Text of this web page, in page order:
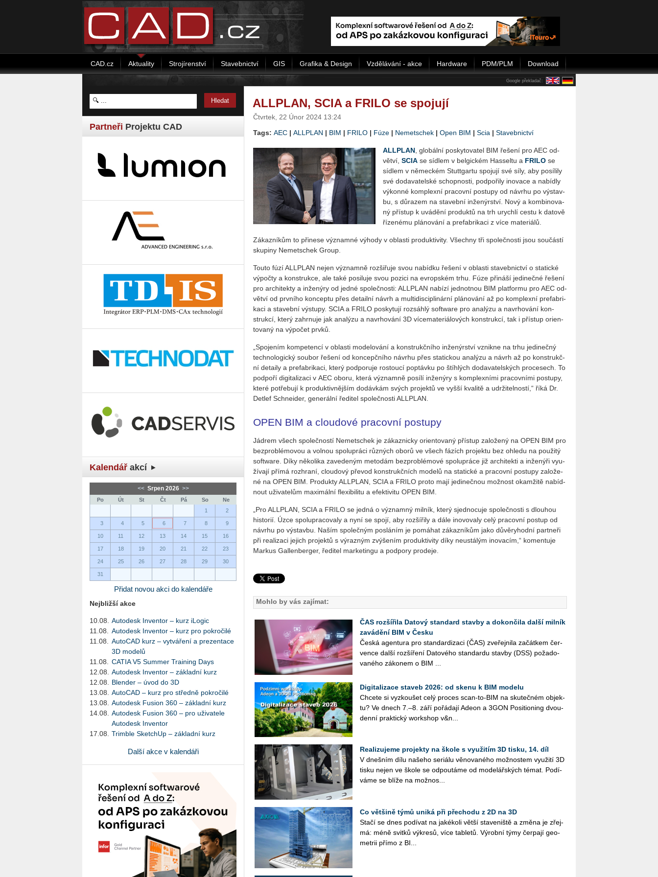
CAD.cz Aktuality Strojírenství Stavebnictví GIS Grafika & Design Vzdělávání - akce Hardware PDM/PLM Download
Google překladač:
Partneři Projektu CAD
Kalendář akcí
<< Srpen 2026 >>
Po Út St Čt Pá So
Ne
1
2
3 4 5 6 7 8 9
10 11 12 13 14 15 16
17 18 19 20 21 22 23
24 25 26 27 28 29 30
31
Přidat novou akci do kalendáře
Nejbližší akce
10.08.
Autodesk Inventor – kurz iLogic
11.08.
Autodesk Inventor – kurz pro pokročilé
11.08.
AutoCAD kurz – vytváření a prezentace
3D modelů
11.08.
CATIA V5 Summer Training Days
12.08.
Autodesk Inventor – základní kurz
12.08.
Blender – úvod do 3D
13.08.
AutoCAD – kurz pro středně pokročilé
13.08.
Autodesk Fusion 360 – základní kurz
14.08.
Autodesk Fusion 360 – pro uživatele
Autodesk Inventor
17.08.
Trimble SketchUp – základní kurz
Další akce v kalendáři
ALL­PLAN, SCIA a FRILO se spo­ju­jí
Čtvrtek, 22 Únor 2024 13:24
Tags: AEC | ALL­PLAN | BIM | FRILO | Fúze | Nemetschek | Open BIM | Scia | Stavebnictví
ALL­PLAN , glo­bál­ní po­sky­to­va­tel BIM ře­še­ní pro AEC od­
vět­ví, SCIA se síd­lem v bel­gic­kém Has­sel­tu a FRILO se
síd­lem v ně­mec­kém Stutt­gar­tu spo­ju­jí své síly, aby po­sí­li­ly
své do­da­va­tel­ské schop­nos­ti, pod­po­ři­ly ino­va­ce a na­bíd­ly
vý­kon­né kom­plex­ní pra­cov­ní po­stu­py od ná­vr­hu po vý­stav­
bu, s dů­ra­zem na sta­veb­ní in­že­nýr­ství. Nový a kom­bi­no­va­
ný pří­stup k uvá­dě­ní pro­duk­tů na trh urych­lí cestu k da­to­vě
ří­ze­né­mu plá­no­vá­ní a pre­fab­ri­ka­ci z více ma­te­ri­á­lů.
Zá­kaz­ní­kům to při­ne­se vý­znam­né vý­ho­dy v ob­las­ti pro­duk­ti­vi­ty. Všech­ny tři spo­leč­nos­ti jsou sou­čás­tí
sku­pi­ny Ne­met­s­chek Group.
Touto fúzí ALL­PLAN nejen vý­znam­ně roz­ši­řu­je svou na­bíd­ku ře­še­ní v ob­las­ti sta­veb­nic­tví o sta­tic­ké
vý­po­čty a kon­struk­ce, ale také po­si­lu­je svou po­zi­ci na ev­rop­ském trhu. Fúze při­ná­ší je­di­neč­né ře­še­ní
pro ar­chi­tek­ty a in­že­ný­ry od jedné spo­leč­nos­ti: ALL­PLAN na­bí­zí jed­not­nou BIM plat­for­mu pro AEC od­
vět­ví od prv­ní­ho kon­cep­tu přes de­tail­ní návrh a mul­ti­dis­ci­pli­nár­ní plá­no­vá­ní až po kom­plex­ní pre­fab­ri­
ka­ci a sta­veb­ní vý­stu­py. SCIA a FRILO po­sky­tu­jí roz­sáh­lý soft­ware pro ana­lý­zu a na­vr­ho­vá­ní kon­
struk­cí, který za­hr­nu­je jak ana­lý­zu a na­vr­ho­vá­ní 3D ví­ce­ma­te­ri­á­lo­vých kon­struk­cí, tak i pří­stup ori­en­
to­va­ný na vý­po­čet prvků.
„Spo­je­ním kom­pe­ten­cí v ob­las­ti mo­de­lo­vá­ní a kon­strukč­ní­ho in­že­nýr­ství vznik­ne na trhu je­di­neč­ný
tech­no­lo­gic­ký sou­bor ře­še­ní od kon­cepč­ní­ho ná­vr­hu přes sta­tic­kou ana­lý­zu a návrh až po kon­strukč­
ní de­tai­ly a pre­fab­ri­ka­ci, který pod­po­ru­je ros­tou­cí po­ptáv­ku po štíh­lých do­da­va­tel­ských pro­ce­sech. To
pod­po­ří di­gi­ta­li­za­ci v AEC oboru, která vý­znam­ně po­sí­lí in­že­ný­ry s kom­plex­ní­mi pra­cov­ní­mi po­stu­py,
které po­tře­bu­jí k pro­duk­tiv­něj­ším do­dáv­kám svých pro­jek­tů ve vyšší kva­li­tě a udr­ži­tel­nos­tí,“ říká Dr.
Det­lef Schne­i­der, ge­ne­rál­ní ře­di­tel spo­leč­nos­ti ALL­PLAN.
OPEN BIM a clou­do­vé pra­cov­ní po­stu­py
Já­drem všech spo­leč­nos­tí Ne­met­s­chek je zá­kaz­nic­ky ori­en­to­va­ný pří­stup za­lo­že­ný na OPEN BIM pro
bez­pro­blé­mo­vou a vol­nou spo­lu­prá­ci růz­ných oborů ve všech fá­zích pro­jek­tu bez ohle­du na po­u­ži­tý
soft­ware. Díky ně­ko­li­ka za­ve­de­ným me­to­dám bez­pro­blé­mo­vé spo­lu­prá­ce již ar­chi­tek­ti a in­že­ný­ři vy­u­
ží­va­jí přímá roz­hra­ní, clou­do­vý pře­vod kon­strukč­ních mo­de­lů na sta­tic­ké a pra­cov­ní po­stu­py za­lo­že­
né na OPEN BIM. Pro­duk­ty ALL­PLAN, SCIA a FRILO proto mají je­di­neč­nou mož­nost oka­mži­tě na­bíd­
nout uži­va­te­lům ma­xi­mál­ní fle­xi­bi­li­tu a efek­ti­vi­tu OPEN BIM.
„Pro ALL­PLAN, SCIA a FRILO se jedná o vý­znam­ný mil­ník, který sjed­no­cu­je spo­leč­nos­ti s dlou­hou
his­to­rií. Úzce spo­lu­pra­co­va­ly a nyní se spojí, aby roz­ší­ři­ly a dále ino­vo­va­ly celý pra­cov­ní po­stup od
ná­vr­hu po vý­stav­bu. Naším spo­leč­ným po­slá­ním je po­má­hat zá­kaz­ní­kům jako dů­vě­ry­hod­ní part­ne­ři
při re­a­li­za­ci je­jich pro­jek­tů s vý­raz­ným zvý­še­ním pro­duk­ti­vi­ty díky ne­u­stá­lým ino­va­cím,“ ko­men­tu­je
Mar­kus Gal­len­ber­ger, ře­di­tel mar­ke­tingu a pod­po­ry pro­de­je.
Mohlo by vás zajímat:
ČAS rozšířila Datový standard stavby a dokončila další milník
zavádění BIM v Česku
Česká agen­tu­ra pro stan­dar­di­za­ci (ČAS) zve­řej­ni­la za­čát­kem čer­
ven­ce další roz­ší­ře­ní Da­to­vé­ho stan­dar­du stav­by (DSS) po­ža­do­
va­né­ho zá­ko­nem o BIM ...
Digitalizace staveb 2026: od skenu k BIM modelu
Chce­te si vy­zkou­šet celý pro­ces scan-to-BIM na sku­teč­ném ob­jek­
tu? Ve dnech 7.–8. září po­řá­da­jí Adeon a 3GON Po­si­ti­o­ning dvou­
den­ní prak­tic­ký work­shop v&n...
Realizujeme projekty na škole s využitím 3D tisku, 14. díl
V dneš­ním dílu na­še­ho se­ri­á­lu vě­no­va­né­ho mož­nos­tem vy­u­ži­tí 3D
tisku nejen ve škole se od­pou­tá­me od mo­de­lář­ských témat. Po­dí­
vá­me se blíže na mož­nos­...
Co většině týmů uniká při přechodu z 2D na 3D
Stačí se dnes po­dí­vat na ja­ké­ko­li větší sta­ve­niš­tě a změna je zřej­
má: méně svit­ků vý­kre­sů, více table­tů. Vý­rob­ní týmy čer­pa­jí ge­o­
me­t­rii přímo z BI...